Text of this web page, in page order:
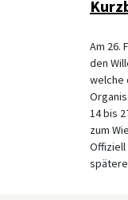
Am 26.
den
welche
14 bis
zum
Offiziell
spätere